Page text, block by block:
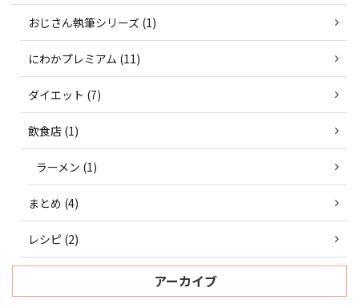
おじさん執筆シリーズ (1)
にわかプレミアム (11)
ダイエット (7)
飲食店 (1)
ラーメン (1)
まとめ (4)
レシピ (2)
アーカイブ